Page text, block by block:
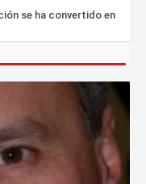
se ha convertido en